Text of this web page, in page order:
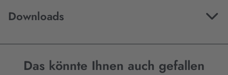
Downloads
Das könnte Ihnen auch gefallen